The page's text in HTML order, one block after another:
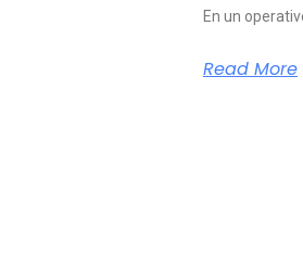
En un
Read More